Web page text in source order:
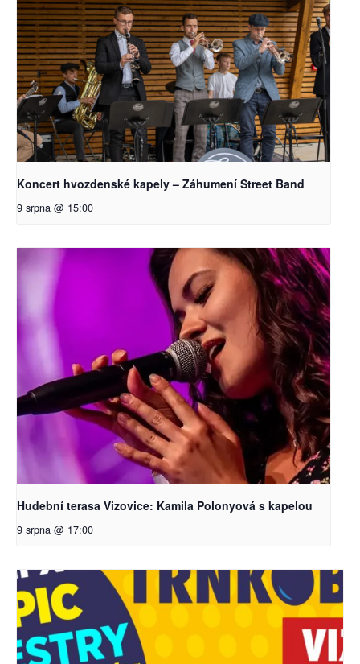
Koncert hvozdenské kapely – Záhumení Street Band
9 srpna @ 15:00
Hudební terasa Vizovice: Kamila Polonyová s kapelou
9 srpna @ 17:00